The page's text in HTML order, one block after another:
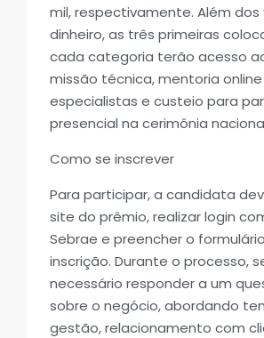
mil, respectivamente. Além dos
dinheiro, as três primeiras
cada categoria terão acesso
missão técnica, mentoria
especialistas e custeio para
presencial na cerimônia
Como se inscrever
Para participar, a candidata
site do prêmio, realizar login
Sebrae e preencher o
inscrição. Durante o processo,
necessário responder a um
sobre o negócio, abordando
gestão, relacionamento com